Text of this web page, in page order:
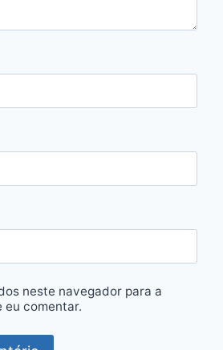
neste navegador para a
eu comentar.